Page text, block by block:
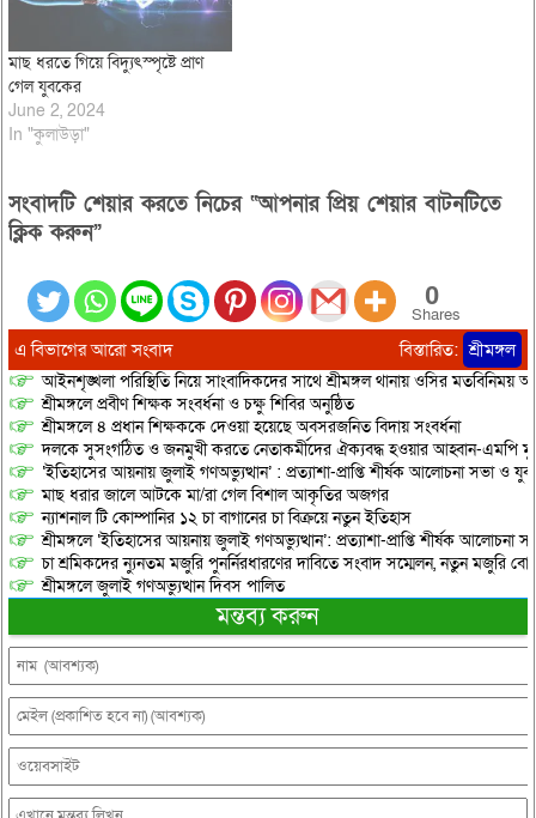
মাছ ধরতে গিয়ে বিদ্যুৎস্পৃষ্টে প্রাণ
গেল যুবকের
June 2, 2024
In "কুলাউড়া"
সংবাদটি শেয়ার করতে নিচের “আপনার প্রিয় শেয়ার বাটনটিতে
ক্লিক করুন”
0
Shares
এ বিভাগের আরো সংবাদ বিস্তারিত: শ্রীমঙ্গল
আইনশৃঙ্খলা পরিস্থিতি নিয়ে সাংবাদিকদের সাথে শ্রীমঙ্গল থানায় ওসির মতবিনিময়
শ্রীমঙ্গলে প্রবীণ শিক্ষক সংবর্ধনা ও চক্ষু শিবির অনুষ্ঠিত
শ্রীমঙ্গলে ৪ প্রধান শিক্ষককে দেওয়া হয়েছে অবসরজনিত বিদায় সংবর্ধনা
দলকে সুসংগঠিত ও জনমুখী করতে নেতাকর্মীদের ঐক্যবদ্ধ হওয়ার আহ্বান-এমপি
‘ইতিহাসের আয়নায় জুলাই গণঅভ্যুত্থান’ : প্রত্যাশা-প্রাপ্তি শীর্ষক আলোচনা সভা ও
মাছ ধরার জালে আটকে মা/রা গেল বিশাল আকৃতির অজগর
ন্যাশনাল টি কোম্পানির ১২ চা বাগানের চা বিক্রয়ে নতুন ইতিহাস
শ্রীমঙ্গলে ‘ইতিহাসের আয়নায় জুলাই গণঅভ্যুত্থান’: প্রত্যাশা-প্রাপ্তি শীর্ষক আলোচনা
চা শ্রমিকদের ন্যুনতম মজুরি পুনর্নিরধারণের দাবিতে সংবাদ সম্মেলন, নতুন মজুরি
শ্রীমঙ্গলে জুলাই গণঅভ্যুত্থান দিবস পালিত
মন্তব্য করুন